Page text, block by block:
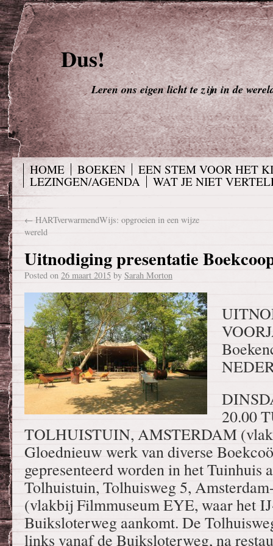
Dus!
Leren ons eigen licht te zijn in de
HOME BOEKEN
EEN STEM VOOR HET
LEZINGEN/AGENDA
WAT JE NIET
← HARTverwarmendWijs: opgroeien in een wijze
wereld
Uitnodiging presentatie
Posted on 26 maart 2015 by Sarah Morton
20.00
TOLHUISTUIN, AMSTERDAM
Gloednieuw werk van diverse
gepresenteerd worden in het Tuinhuis
Tolhuistuin, Tolhuisweg 5,
(vlakbij Filmmuseum EYE, waar het
Buiksloterweg aankomt. De
links vanaf de Buiksloterweg, na